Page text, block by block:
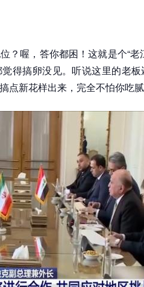
？喔，答你都困！这就是个“
得搞卵没见。听说这里的老
点新花样出来，完全不怕你吃